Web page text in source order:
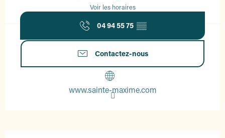
Voir les horaires
04 94 55 75 ▒▒
Contactez-nous
www.sainte-maxime.com